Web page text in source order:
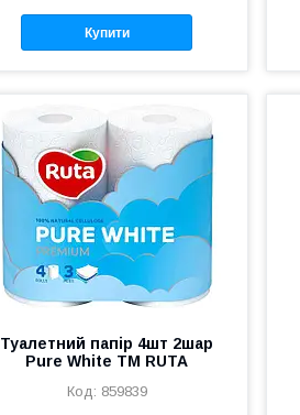
Купити
Туалетний папір 4шт 2шар
Pure White ТМ RUTA
859839